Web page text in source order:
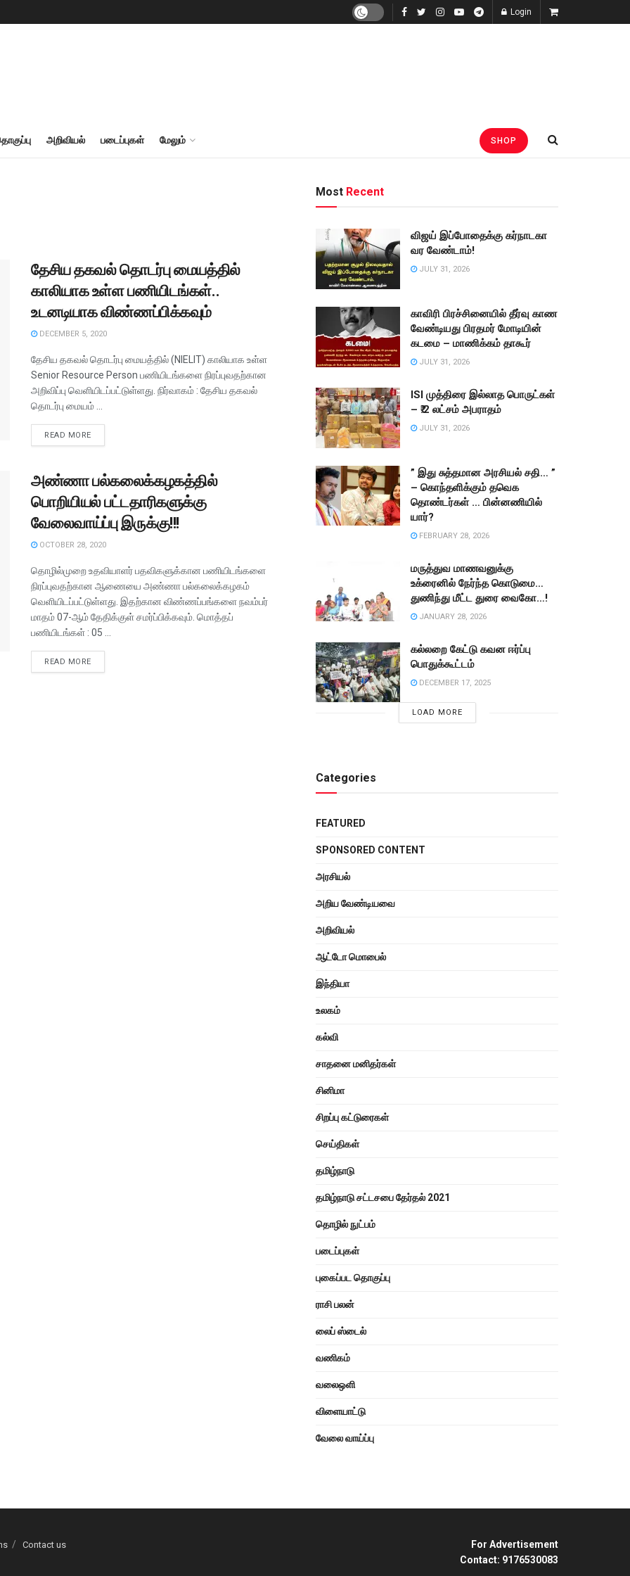
Login
அறிவியல் படைப்புகள் மேலும் SHOP
தேசிய தகவல் தொடர்பு மையத்தில்
காலியாக உள்ள பணியிடங்கள்..
உடனடியாக விண்ணப்பிக்கவும்
DECEMBER 5, 2020
தேசிய தகவல் தொடர்பு மையத்தில் (NIELIT) காலியாக உள்ள
Senior Resource Person பணியிடங்களை நிரப்புவதற்கான
அறிவிப்பு வெளியிடப்பட்டுள்ளது. நிர்வாகம் : தேசிய தகவல்
தொடர்பு மையம் ...
READ MORE
அண்ணா பல்கலைக்கழகத்தில்
பொறியியல் பட்டதாரிகளுக்கு
வேலைவாய்ப்பு இருக்கு!!!
OCTOBER 28, 2020
தொழில்முறை உதவியாளர் பதவிகளுக்கான பணியிடங்களை
நிரப்புவதற்கான ஆணையை அண்ணா பல்கலைக்கழகம்
வெளியிடப்பட்டுள்ளது. இதற்கான விண்ணப்பங்களை நவம்பர்
மாதம் 07-ஆம் தேதிக்குள் சமர்ப்பிக்கவும். மொத்தப்
பணியிடங்கள் : 05 ...
READ MORE
Most Recent
விஜய் இப்போதைக்கு கர்நாடகா
வர வேண்டாம்!
JULY 31, 2026
காவிரி பிரச்சினையில் தீர்வு காண
வேண்டியது பிரதமர் மோடியின்
கடமை – மாணிக்கம் தாகூர்
JULY 31, 2026
ISI முத்திரை இல்லாத பொருட்கள்
– ₹.2 லட்சம் அபராதம்
JULY 31, 2026
” இது சுத்தமான அரசியல் சதி… ”
– கொந்தளிக்கும் தவெக
தொண்டர்கள் … பின்னணியில்
யார்?
FEBRUARY 28, 2026
மருத்துவ மாணவனுக்கு
உக்ரைனில் நேர்ந்த கொடுமை…
துணிந்து மீட்ட துரை வைகோ…!
JANUARY 28, 2026
கல்லறை கேட்டு கவன ஈர்ப்பு
பொதுக்கூட்டம்
DECEMBER 17, 2025
LOAD MORE
Categories
FEATURED
SPONSORED CONTENT
அரசியல்
அறிய வேண்டியவை
அறிவியல்
ஆட்டோ மொபைல்
இந்தியா
உலகம்
கல்வி
சாதனை மனிதர்கள்
சினிமா
சிறப்பு கட்டுரைகள்
செய்திகள்
தமிழ்நாடு
தமிழ்நாடு சட்டசபை தேர்தல் 2021
தொழில் நுட்பம்
படைப்புகள்
புகைப்பட தொகுப்பு
ராசி பலன்
லைப் ஸ்டைல்
வணிகம்
வலைஒளி
விளையாட்டு
வேலை வாய்ப்பு
Contact us
For Advertisement
Contact: 9176530083